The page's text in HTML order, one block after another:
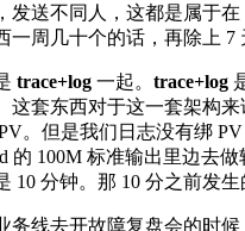
发送不同人，这都是属于
一周几十个的话，再除上
trace+log一起。 trace+log
这套东西对于这一套架构
。但是我们日志没有绑
的 100M 标准输出里边去
10 分钟。那 10 分之前发
务线去开故障复盘会的时